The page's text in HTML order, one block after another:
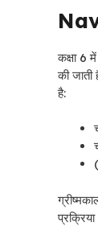
कक्षा 6
की
है: